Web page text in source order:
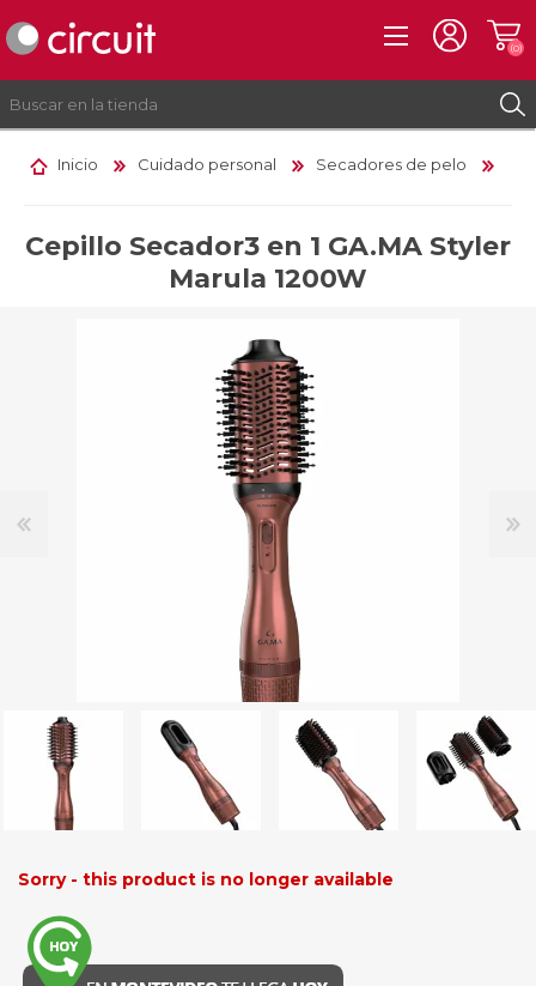
INICIAR SESIÓN
(0)
Inicio Cuidado personal Secadores de pelo
Cepillo Secador3 en 1 GA.MA Styler
Marula 1200W
Sorry - this product is no longer available